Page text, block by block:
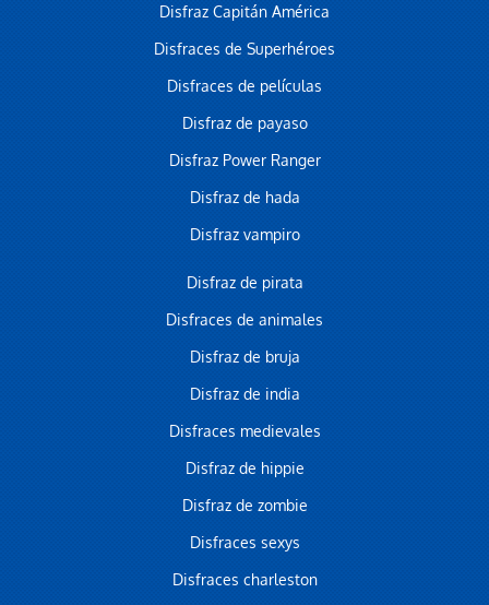
Disfraz Capitán América
Disfraces de Superhéroes
Disfraces de películas
Disfraz de payaso
Disfraz Power Ranger
Disfraz de hada
Disfraz vampiro
Disfraz de pirata
Disfraces de animales
Disfraz de bruja
Disfraz de india
Disfraces medievales
Disfraz de hippie
Disfraz de zombie
Disfraces sexys
Disfraces charleston